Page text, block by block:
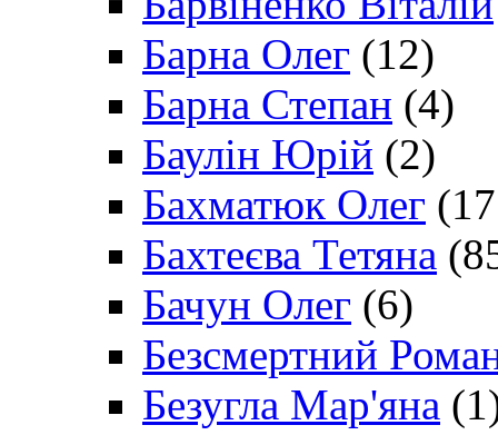
Барна Олег (12)
Барна Степан (4)
Баулін Юрій (2)
Бахматюк Олег
Бахтеєва Тетяна
Бачун Олег (6)
Безсмертний
Безугла Мар'яна